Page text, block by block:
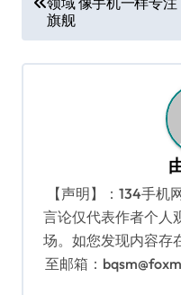
章
导
航
旗舰
【声明】：134手
言论仅代表作者个人
场。如您发现内容存
至邮箱：